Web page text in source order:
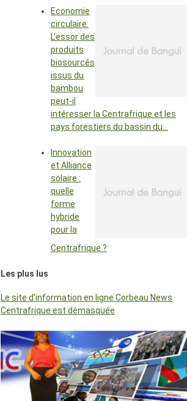
Economie
circulaire.
L’essor des
produits
biosourcés
issus du
bambou
peut-il
intéresser la Centrafrique et les
pays forestiers du bassin du…
Innovation
et Alliance
solaire :
quelle
forme
hybride
pour la
Centrafrique ?
Les plus lus
Le site d’information en ligne Corbeau News
Centrafrique est démasquée